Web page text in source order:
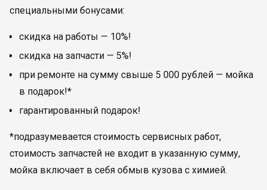
специальными бонусами:
скидка на работы — 10%!
скидка на запчасти — 5%!
при ремонте на сумму свыше 5 000 рублей — мойка
в подарок!*
гарантированный подарок!
*подразумевается стоимость сервисных работ,
стоимость запчастей не входит в указанную сумму,
мойка включает в себя обмыв кузова с химией.